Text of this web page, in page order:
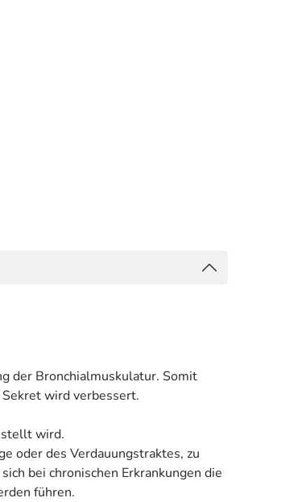
der Bronchialmuskulatur. Somit
wird verbessert.
wird.
oder des Verdauungstraktes, zu
bei chronischen Erkrankungen die
führen.